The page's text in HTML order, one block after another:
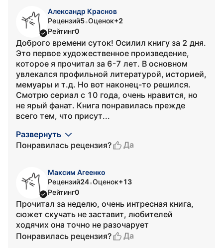
Александр Краснов
Рецензий5•Оценок+2
Рейтинг0
Доброго времени суток! Осилил книгу за 2 дня.
Это первое художественное произведение,
которое я прочитал за 6-7 лет. В основном
увлекался профильной литературой, историей,
мемуары и т.д. Но вот наконец-то решился.
Смотрю сериал с 10 года, очень нравится, но
не ярый фанат. Книга понравилась прежде
всего тем, что присут...
Развернуть
Понравилась рецензия?
Да
Максим Агеенко
Рецензий24•Оценок+13
Рейтинг0
Прочитал за неделю, очень интресная книга,
сюжет скучать не заставит, любителей
ходячих она точно не разочарует
Понравилась рецензия?
Да